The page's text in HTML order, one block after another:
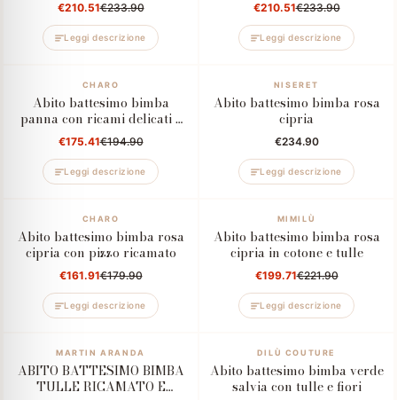
€210.51€233.90
Leggi descrizione
€210.51€233.90
Leggi descrizione
CHARO
Abito battesimo bimba
panna con ricami delicati e
fiocco in raso
€175.41€194.90
Leggi descrizione
NISERET
Abito battesimo bimba rosa
cipria
€234.90
Leggi descrizione
CHARO
Abito battesimo bimba rosa
cipria con pizzo ricamato
€161.91€179.90
Leggi descrizione
MIMILÙ
Abito battesimo bimba rosa
cipria in cotone e tulle
€199.71€221.90
Leggi descrizione
MARTIN ARANDA
ABITO BATTESIMO BIMBA
TULLE RICAMATO E
DILÙ COUTURE
Abito battesimo bimba verde
salvia con tulle e fiori